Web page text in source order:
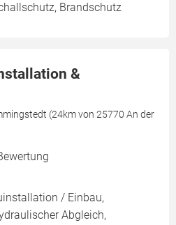
Brandschutz
&
(24km von 25770 An der
/ Einbau,
Abgleich,